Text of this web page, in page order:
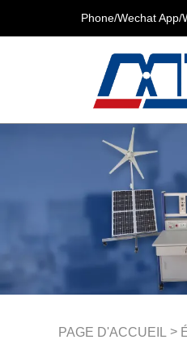
Phone/Wechat
PAGE D'ACCUEIL >